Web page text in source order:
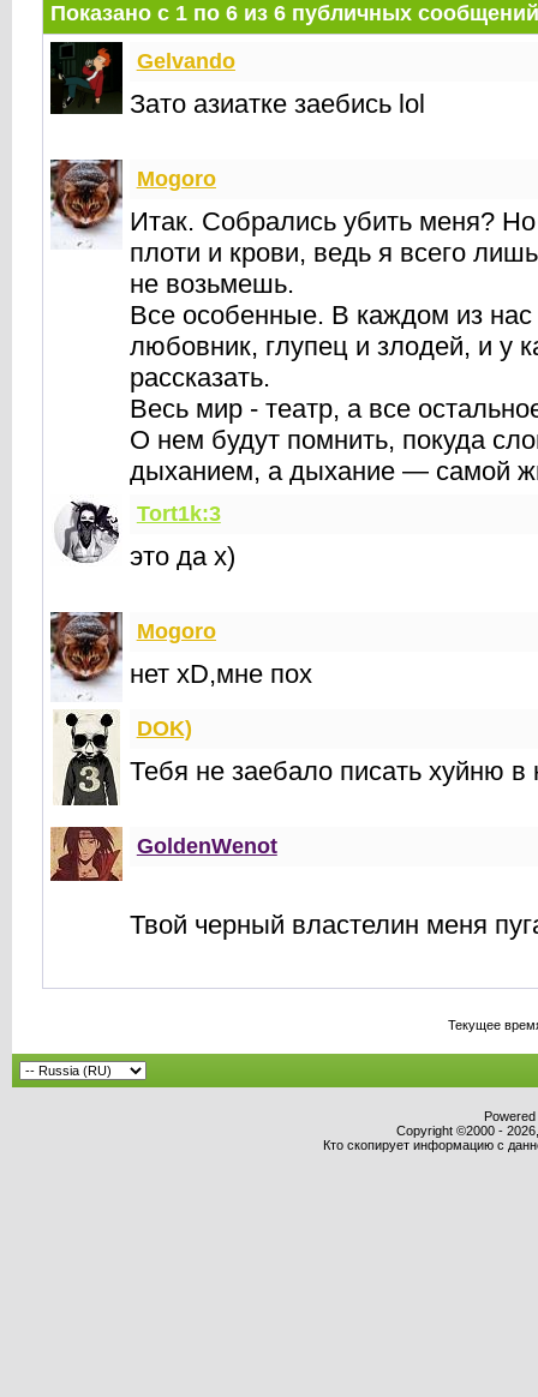
Показано с 1 по 6из 6публичных сообщений
Gelvando
Зато азиатке заебись lol
Mogoro
Итак. Собрались убить меня?
плоти и крови, ведь я всего
не возьмешь.
Все особенные. В каждом из нас
любовник, глупец и злодей, и у
рассказать.
Весь мир - театр, а все
О нем будут помнить, покуда
дыханием, а дыхание — самой
Tort1k:3
это да х)
Mogoro
нет xD,мне пох
DOK)
Тебя не заебало писать хуйню в
GoldenWenot
Твой черный властелин меня
Текущее
Copyright ©2000 -
Кто скопирует информацию с